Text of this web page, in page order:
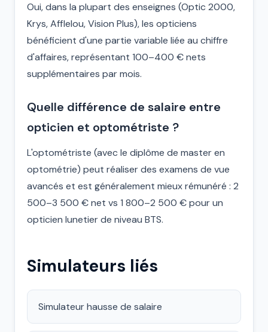
Oui, dans la plupart des enseignes (Optic 2000,
Krys, Afflelou, Vision Plus), les opticiens
bénéficient d'une partie variable liée au chiffre
d'affaires, représentant 100–400 € nets
supplémentaires par mois.
Quelle différence de salaire entre
opticien et optométriste ?
L'optométriste (avec le diplôme de master en
optométrie) peut réaliser des examens de vue
avancés et est généralement mieux rémunéré : 2
500–3 500 € net vs 1 800–2 500 € pour un
opticien lunetier de niveau BTS.
Simulateurs liés
Simulateur hausse de salaire